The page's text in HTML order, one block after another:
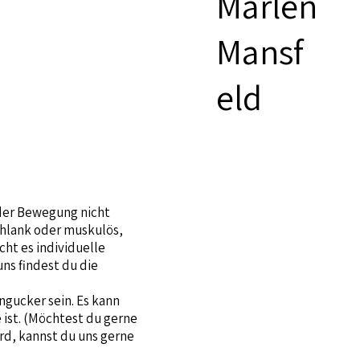
Mansf
eld
Bewegung nicht
oder muskulös,
es individuelle
findest du die
sein. Es kann
(Möchtest du gerne
kannst du uns gerne